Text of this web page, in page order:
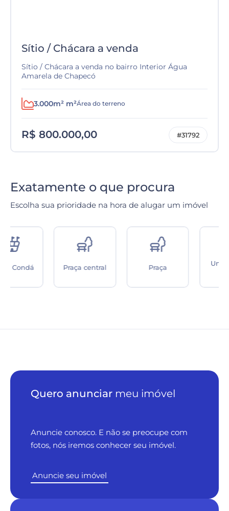
Sítio / Chácara a venda
Sítio / Chácara a venda no bairro Interior Água
Amarela de Chapecó
3.000m² m²Área do terreno
R$ 800.000,00 #31792
Exatamente o que procura
Escolha sua prioridade na hora de alugar um imóvel
Praça central Praça
Quero anunciar meu imóvel
Anuncie conosco. E não se preocupe com
fotos, nós iremos conhecer seu imóvel.
Anuncie seu imóvel